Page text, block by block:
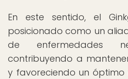
En este sentido, el
posicionado como un
de enfermedades
contribuyendo a
y favoreciendo un óptimo